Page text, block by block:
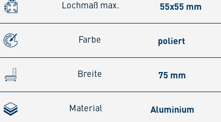
Lochmaß max. 55x55 mm
Farbe poliert
Breite 75 mm
Material Aluminium